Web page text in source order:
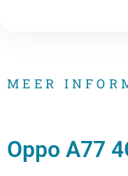
MEER
Oppo A77